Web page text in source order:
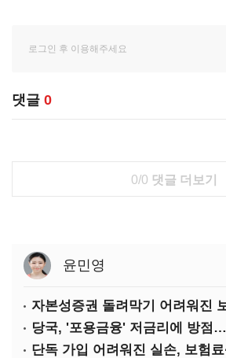
댓글 0
0/0 댓글 더보기
윤민영